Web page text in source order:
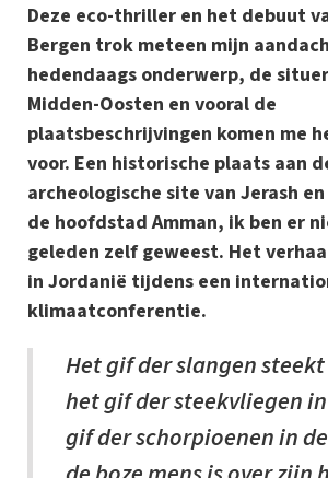
Deze eco-thriller en het debuut
Bergen trok meteen mijn
hedendaags onderwerp, de
Midden-Oosten en vooral de
plaatsbeschrijvingen komen me
voor. Een historische plaats aan
archeologische site van Jerash
de hoofdstad Amman, ik ben er
geleden zelf geweest. Het
in Jordanië tijdens een
klimaatconferentie.
Het gif der slangen
het gif der steekvliegen
gif der schorpioenen in